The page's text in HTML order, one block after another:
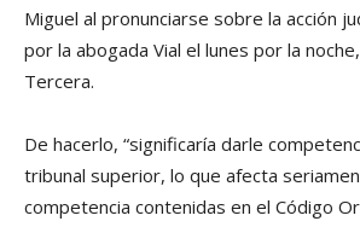
Miguel al pronunciarse sobre la acción
por la abogada Vial el lunes por la
Tercera.
De hacerlo, “significaría darle
tribunal superior, lo que afecta
competencia contenidas en el Código